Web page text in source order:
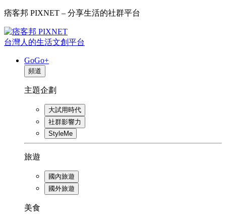
痞客邦 PIXNET – 分享生活的社群平台
台灣人的生活文創平台
GoGo+
頻道
主題企劃
大試用時代
社群影響力
StyleMe
旅遊
國內旅遊
國外旅遊
美食